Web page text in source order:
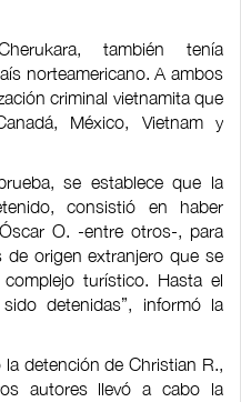
también tenía
norteamericano. A ambos
criminal vietnamita que
México, Vietnam y
se establece que la
consistió en haber
O. -entre otros-, para
de origen extranjero que se
turístico. Hasta el
detenidas”, informó la
detención de Christian R.,
autores llevó a cabo la